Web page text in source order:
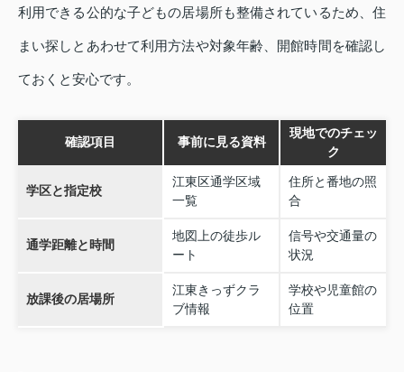
利用できる公的な子どもの居場所も整備されているため、住
まい探しとあわせて利用方法や対象年齢、開館時間を確認し
ておくと安心です。
確認項目 事前に見る資料
現地でのチェッ
ク
学区と指定校
江東区通学区域
一覧
住所と番地の照
合
通学距離と時間
地図上の徒歩ル
ート
信号や交通量の
状況
放課後の居場所
江東きっずクラ
ブ情報
学校や児童館の
位置